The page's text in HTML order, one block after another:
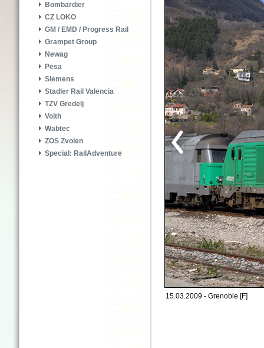
Bombardier
CZ LOKO
GM / EMD / Progress Rail
Grampet Group
Newag
Pesa
Siemens
Stadler Rail Valencia
TZV Gredelj
Voith
Wabtec
ZOS Zvolen
Special: RailAdventure
15.03.2009 - Grenoble [F]